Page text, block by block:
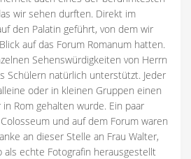
wir sehen durften. Direkt im
den Palatin geführt, von dem wir
auf das Forum Romanum hatten.
Sehenswürdigkeiten von Herrn
Schülern natürlich unterstützt. Jeder
oder in kleinen Gruppen einen
Rom gehalten wurde. Ein paar
und auf dem Forum waren
an dieser Stelle an Frau Walter,
als echte Fotografin herausgestellt